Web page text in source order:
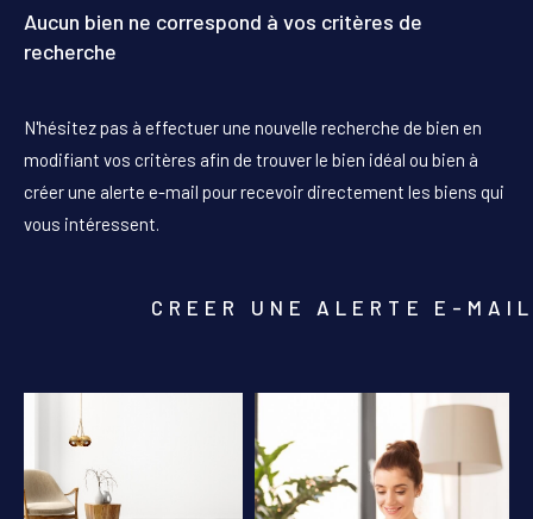
Aucun bien ne correspond à vos critères de
recherche
N'hésitez pas à effectuer une nouvelle recherche de bien en
modifiant vos critères afin de trouver le bien idéal ou bien à
créer une alerte e-mail pour recevoir directement les biens qui
vous intéressent.
CREER UNE ALERTE E-
1 2 3 4 5+
Localisation
AFFINER LES CRITÈRES
PARKING TERRASSE PISCINE